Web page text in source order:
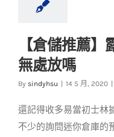
【倉
【倉儲推薦
無處放嗎
By sindyhsu | 14 5 月, 2020 |
還記得收多易當初士林
不少的詢問迷你倉庫的